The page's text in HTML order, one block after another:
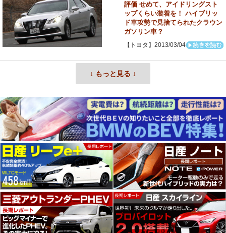
評価 せめて、アイドリングスト
ップくらい装着を！ ハイブリッ
ド車攻勢で見捨てられたクラウン
ガソリン車？
【トヨタ】2013/03/04
↓ もっと見る ↓